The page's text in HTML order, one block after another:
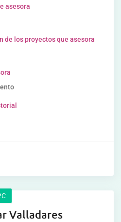
asesora
de los proyectos que asesora
Valladares